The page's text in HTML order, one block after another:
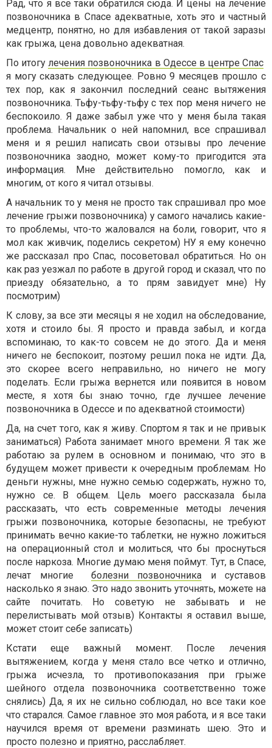
Рад, что я все таки обратился сюда. И цены на лечение
позвоночника в Спасе адекватные, хоть это и частный
медцентр, понятно, но для избавления от такой заразы
как грыжа, цена довольно адекватная.
По итогулечения позвоночника в Одессе в центре Спас
я могу сказать следующее. Ровно 9 месяцев прошло с
тех пор, как я закончил последний сеанс вытяжения
позвоночника. Тьфу-тьфу-тьфу с тех пор меня ничего не
беспокоило. Я даже забыл уже что у меня была такая
проблема. Начальник о ней напомнил, все спрашивал
меня и я решил написать свои отзывы про лечение
позвоночника заодно, может кому-то пригодится эта
информация. Мне действительно помогло, как и
многим, от кого я читал отзывы.
А начальник то у меня не просто так спрашивал про мое
лечение грыжи позвоночника) у самого начались какие-
то проблемы, что-то жаловался на боли, говорит, что я
мол как живчик, поделись секретом) НУ я ему конечно
же рассказал про Спас, посоветовал обратиться. Но он
как раз уезжал по работе в другой город и сказал, что по
приезду обязательно, а то прям завидует мне) Ну
посмотрим)
К слову, за все эти месяцы я не ходил на обследование,
хотя и стоило бы. Я просто и правда забыл, и когда
вспоминаю, то как-то совсем не до этого. Да и меня
ничего не беспокоит, поэтому решил пока не идти. Да,
это скорее всего неправильно, но ничего не могу
поделать. Если грыжа вернется или появится в новом
месте, я хотя бы знаю точно, где лучшее лечение
позвоночника в Одессе и по адекватной стоимости)
Да, на счет того, как я живу. Спортом я так и не привык
заниматься) Работа занимает много времени. Я так же
работаю за рулем в основном и понимаю, что это в
будущем может привести к очередным проблемам. Но
деньги нужны, мне нужно семью содержать, нужно то,
нужно се. В общем. Цель моего рассказала была
рассказать, что есть современные методы лечения
грыжи позвоночника, которые безопасны, не требуют
принимать вечно какие-то таблетки, не нужно ложиться
на операционный стол и молиться, что бы проснуться
после наркоза. Многие думаю меня поймут. Тут, в Спасе,
лечат многие болезни позвоночника и суставов
насколько я знаю. Это надо звонить уточнять, можете на
сайте почитать. Но советую не забывать и не
перелистывать мой отзыв) Контакты я оставил выше,
может стоит себе записать)
Кстати еще важный момент. После лечения
вытяжением, когда у меня стало все четко и отлично,
грыжа исчезла, то противопоказания при грыже
шейного отдела позвоночника соответственно тоже
снялись) Да, я их не сильно соблюдал, но все таки кое
что старался. Самое главное это моя работа, и я все таки
научился время от времени разминать шею. Это и
просто полезно и приятно, расслабляет.